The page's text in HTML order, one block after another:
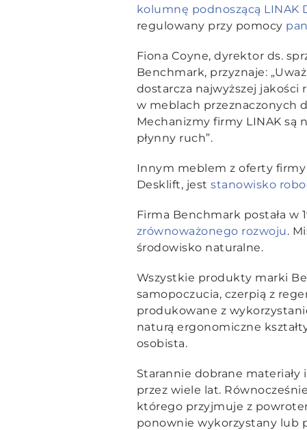
kolumnę podnoszącą LINAK
regulowany przy pomocy
Fiona Coyne, dyrektor ds.
Benchmark, przyznaje:
dostarcza najwyższej jakości
w meblach przeznaczonych
Mechanizmy firmy LINAK są
płynny ruch”.
Innym meblem z oferty
Desklift, jest stanowisko
Firma Benchmark postała w
zrównoważonego rozwoju.
środowisko naturalne.
Wszystkie produkty marki
samopoczucia, czerpią z
produkowane z
naturą ergonomiczne
osobista.
Starannie dobrane materiały
przez wiele lat.
którego przyjmuje z
ponownie wykorzystany lub